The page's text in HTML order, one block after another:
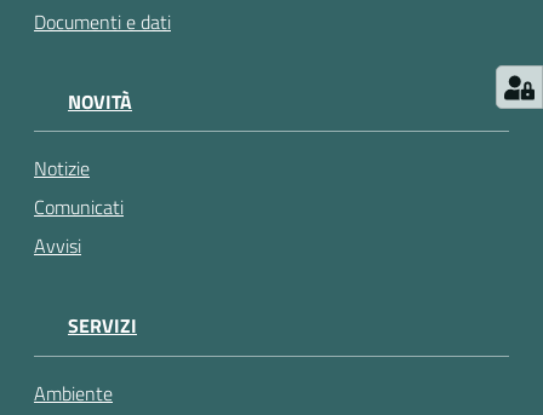
Tutti
gli
argomenti...
Documenti e dati
NOVITÀ
Notizie
Comunicati
Avvisi
SERVIZI
Ambiente